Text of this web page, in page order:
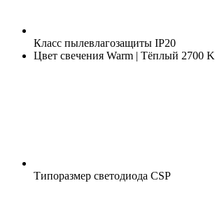
Класс пылевлагозащиты IP20
Цвет свечения Warm | Тёплый 2700 K
Типоразмер светодиода CSP